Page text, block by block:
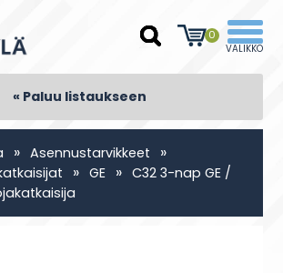
0
« Paluu listaukseen
» Asennustarvikkeet »
» GE » C32 3-nap GE /